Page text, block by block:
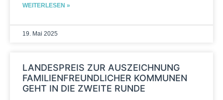
WEITERLESEN »
19. Mai 2025
LANDESPREIS ZUR AUSZEICHNUNG
FAMILIENFREUNDLICHER KOMMUNEN
GEHT IN DIE ZWEITE RUNDE